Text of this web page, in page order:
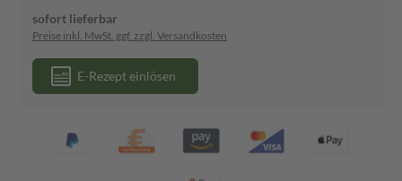
sofort lieferbar
Preise inkl. MwSt. ggf. zzgl. Versandkosten
E-Rezept einlösen